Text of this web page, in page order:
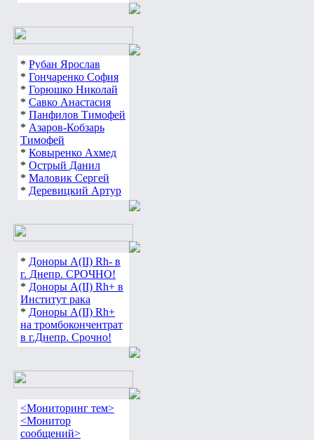
* Рубан Ярослав
* Гончаренко София
* Горюшко Николай
* Савко Анастасия
* Панфилов Тимофей
* Азаров-Кобзарь
Тимофей
* Ковыренко Ахмед
* Острый Данил
* Маловик Сергей
* Деревицкий Артур
* Доноры А(ІІ) Rh- в
г. Днепр. СРОЧНО!
* Доноры А(ІІ) Rh+ в
Институт рака
* Доноры А(ІІ) Rh+
на тромбокончентрат
в г.Днепр. Срочно!
<Мониторинг тем>
<Монитор
сообщений>